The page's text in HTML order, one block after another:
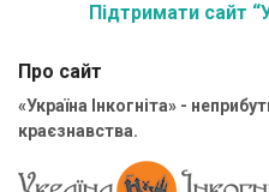
Підтримати сайт
Про сайт
«Україна Інкогніта» -
краєзнавства.